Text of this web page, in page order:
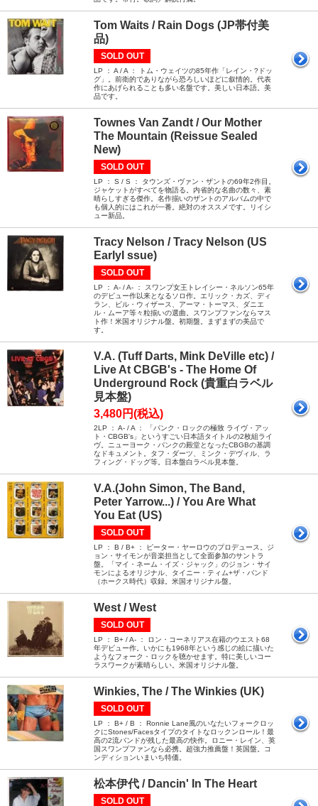
Tom Waits / Rain Dogs (JP帯付美
品)
SOLD OUT
LP ： A / A ： トム・ウェイツの85年作「レイン・?ドッ
グ」。前衛的でありながら恐ろしいほどに叙情的。代表
作にあげられることも多い名盤です。美しい日本語。美
品です。
Townes Van Zandt / Our Mother
The Mountain (Reissue Sealed
New)
SOLD OUT
LP ： S / S ： タウンズ・ヴァン・ザントの69年2作目。
ジャケットがすべてを物語る。内省的な名曲の数々、素
晴らしすぎる傑作。名作揃いのザントのアルバムの中で
も個人的にはこれが一番。絶対のオススメです。リイシ
ュー新品。
Tracy Nelson / Tracy Nelson (US
EarlyI ssue)
SOLD OUT
LP ： A- / A- ： スワンプ女王トレイシー・ネルソン65年
のデビュー作以来となるソロ作。エリック・カズ、ディ
ラン、ビル・ウィザース、アーマ・トーマス、ダニエ
ル・ムーア等々粒揃いの選曲。スワンプファンならマス
ト作！米国オリジナル盤。初期盤。まずまずの美品で
す。
V.A. (Tuff Darts, Mink DeVille etc) /
Live At CBGB's - The Home Of
Underground Rock (貴重白ラベル
見本盤)
3,480円(税込)
2LP ： A- / A ： 「パンク・ロックの極致 ライヴ・アッ
ト・CBGB's」というすごい日本語タイトルの2枚組ライ
ヴ。ニューヨーク・パンクの殿堂となったCBGBの基調
なドキュメント。タフ・ダーツ、ミンク・デヴィル、ラ
フィング・ドッグ等。日本盤白ラベル見本盤。
V.A.(John Simon, The Band,
Peter Yarrow...) / You Are What
You Eat (US)
SOLD OUT
LP ： B / B+ ： ピーター・ヤーロウのプロデュース。ジ
ョン・サイモンが音楽担当として全面参加のサントラ
盤。「マイ・ネーム・イズ・ジャック」のジョン・サイ
モンによるオリジナル、タイニー・ティム+ザ・バンド
（ホークス時代）収録。米国オリジナル盤。
West / West
SOLD OUT
LP ： B+ / A- ： ロン・コーネリアス在籍のウエスト68
年デビュー作。いかにも1968年という感じの絵に描いた
ようなフォーク・ロックを聴かせます。特に美しいコー
ラスワークが素晴らしい。米国オリジナル盤。
Winkies, The / The Winkies (UK)
SOLD OUT
LP ： B+ / B ： Ronnie Lane風のいなたいフォークロッ
クにStones/Facesタイプのタイトなロックンロール！最
高の2流バンドが残した最高の快作。ロニー・レイン、英
国スワンプファンなら必携。超強力推薦盤！英国盤。コ
ンディションいまいち特価。
松本伊代 / Dancin' In The Heart
SOLD OUT